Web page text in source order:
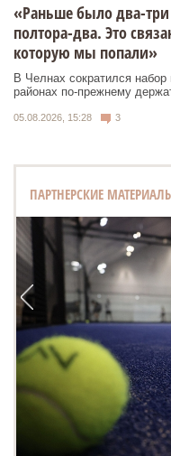
«Раньше было два-три
полтора-два. Это
которую мы попали»
В Челнах сократился
районах по-прежнему
05.08.2026, 15:28 3
ПАРТНЕРСКИЕ